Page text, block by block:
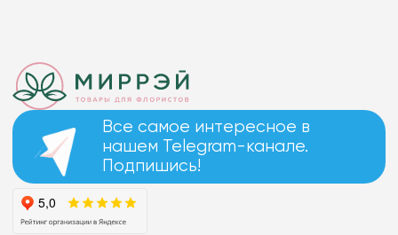
Все самое интересное в
нашем Telegram-канале.
Подпишись!